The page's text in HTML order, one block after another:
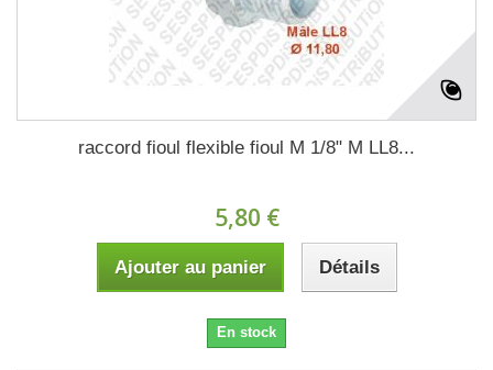
raccord fioul flexible fioul M 1/8" M LL8...
5,80 €
Ajouter au panier Détails
En stock